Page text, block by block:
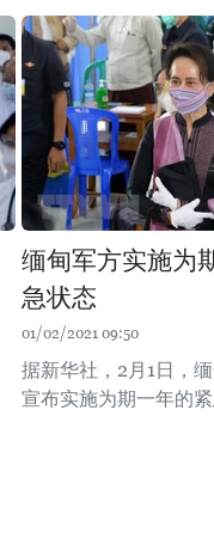
缅甸军方实施为
急状态
01/02/2021 09:50
据新华社，2月1日，
宣布实施为期一年的紧